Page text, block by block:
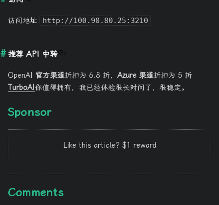
访问地址 http://100.90.80.25:3210
推荐 API 中转
OpenAI 官方渠道折扣为 6.8 折， Azure 渠道折扣为 5 折
TurboAI你值得拥有，我已经体验很长时间了，很稳定。
Sponsor
Like this article? $1 reward
Comments